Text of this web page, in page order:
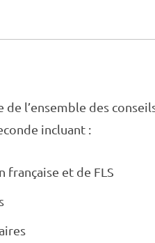
l’ensemble des
incluant :
française et de FLS